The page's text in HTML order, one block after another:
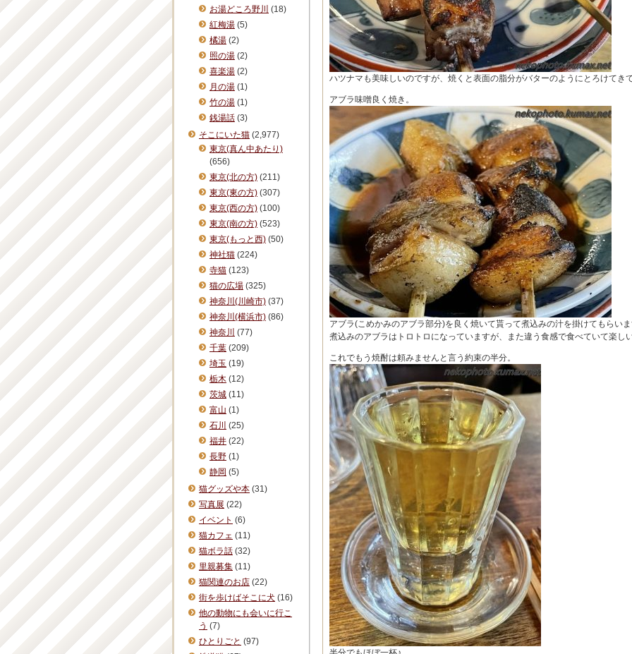
ハツナマも美味しいのですが、焼くと表面の脂分がバターのようにとろけてき
アブラ味噌良く焼き。
アブラ(こめかみのアブラ部分)を良く焼いて貰って煮込みの汁を掛けてもらい
煮込みのアブラはトロトロになっていますが、また違う食感で食べていて楽し
これでもう焼酎は頼みませんと言う約束の半分。
お湯どころ野川 (18)
紅梅湯 (5)
橘湯 (2)
照の湯 (2)
喜楽湯 (2)
月の湯 (1)
竹の湯 (1)
銭湯話 (3)
そこにいた猫 (2,977)
東京(真ん中あたり)
(656)
東京(北の方) (211)
東京(東の方) (307)
東京(西の方) (100)
東京(南の方) (523)
東京(もっと西) (50)
神社猫 (224)
寺猫 (123)
猫の広場 (325)
神奈川(川崎市) (37)
神奈川(横浜市) (86)
神奈川 (77)
千葉 (209)
埼玉 (19)
栃木 (12)
茨城 (11)
富山 (1)
石川 (25)
福井 (22)
長野 (1)
静岡 (5)
猫グッズや本 (31)
写真展 (22)
イベント (6)
猫カフェ (11)
猫ボラ話 (32)
里親募集 (11)
猫関連のお店 (22)
街を歩けばそこに犬 (16)
他の動物にも会いに行こ
う (7)
ひとりごと (97)